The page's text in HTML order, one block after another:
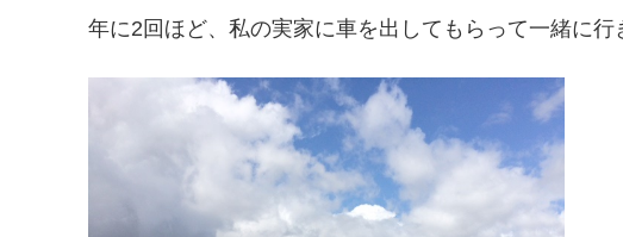
年に2回ほど、私の実家に車を出してもらって一緒に行